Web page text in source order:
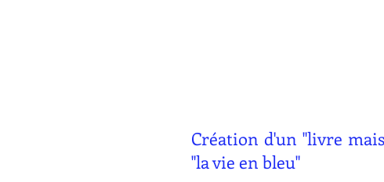
Création d'un "livre
"la vie en bleu"